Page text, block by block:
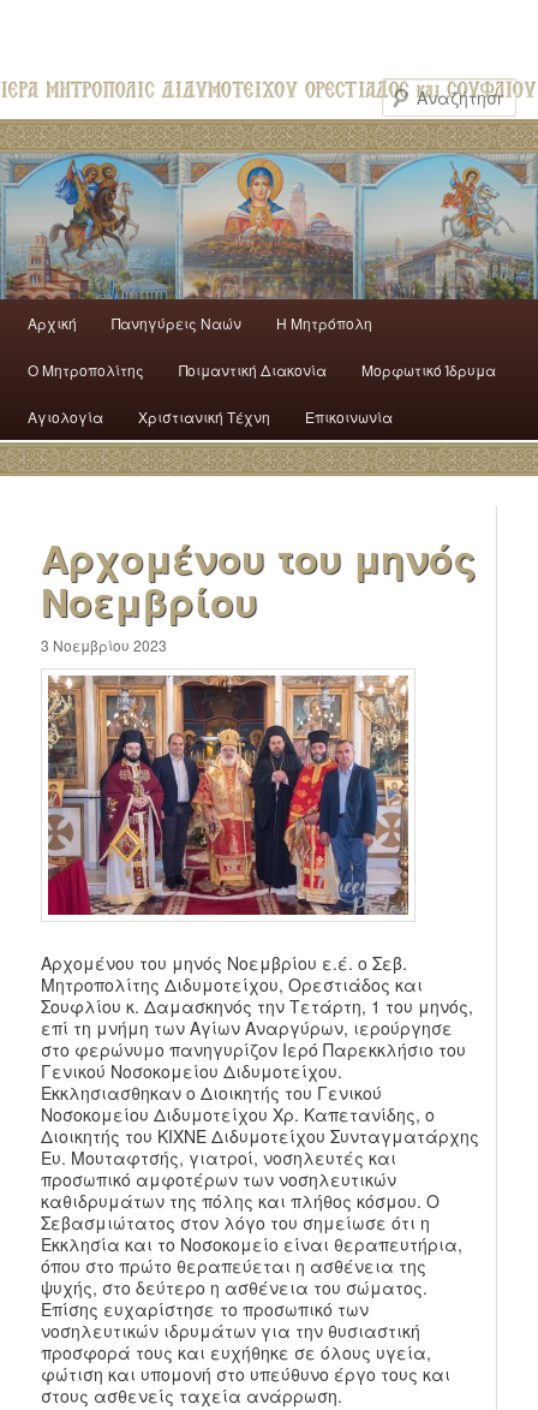
Αρχική Πανηγύρεις Ναών H Mητρόπολη
Ο Mητροπολίτης Ποιμαντική Διακονία Μορφωτικό Ίδρυμα
Αγιολογία Χριστιανική Τέχνη Επικοινωνία
Αρχομένου του μηνός
Νοεμβρίου
3 Νοεμβρίου 2023
Αρχομένου του μηνός Νοεμβρίου ε.έ. ο Σεβ.
Μητροπολίτης Διδυμοτείχου, Ορεστιάδος και
Σουφλίου κ. Δαμασκηνός την Τετάρτη, 1 του μηνός,
επί τη μνήμη των Αγίων Αναργύρων, ιερούργησε
στο φερώνυμο πανηγυρίζον Ιερό Παρεκκλήσιο του
Γενικού Νοσοκομείου Διδυμοτείχου.
Εκκλησιασθηκαν ο Διοικητής του Γενικού
Νοσοκομείου Διδυμοτείχου Χρ. Καπετανίδης, ο
Διοικητής του ΚΙΧΝΕ Διδυμοτείχου Συνταγματάρχης
Ευ. Μουταφτσής, γιατροί, νοσηλευτές και
προσωπικό αμφοτέρων των νοσηλευτικών
καθιδρυμάτων της πόλης και πλήθος κόσμου. Ο
Σεβασμιώτατος στον λόγο του σημείωσε ότι η
Εκκλησία και το Νοσοκομείο είναι θεραπευτήρια,
όπου στο πρώτο θεραπεύεται η ασθένεια της
ψυχής, στο δεύτερο η ασθένεια του σώματος.
Επίσης ευχαρίστησε το προσωπικό των
νοσηλευτικών ιδρυμάτων για την θυσιαστική
προσφορά τους και ευχήθηκε σε όλους υγεία,
φώτιση και υπομονή στο υπεύθυνο έργο τους και
στους ασθενείς ταχεία ανάρρωση.